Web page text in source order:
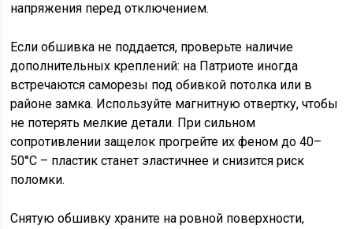
напряжения перед отключением.
Если обшивка не поддается, проверьте наличие
дополнительных креплений: на Патриоте иногда
встречаются саморезы под обивкой потолка или в
районе замка. Используйте магнитную отвертку, чтобы
не потерять мелкие детали. При сильном
сопротивлении защелок прогрейте их феном до 40–
50°C – пластик станет эластичнее и снизится риск
поломки.
Снятую обшивку храните на ровной поверхности,